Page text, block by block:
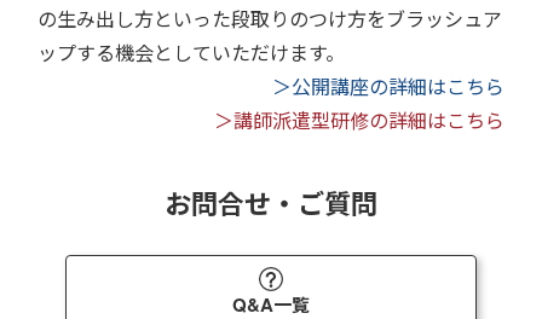
の生み出し方といった段取りのつけ方をブラッシュア
ップする機会としていただけます。
＞公開講座の詳細はこちら
＞講師派遣型研修の詳細はこちら
お問合せ・ご質問
Q&A一覧